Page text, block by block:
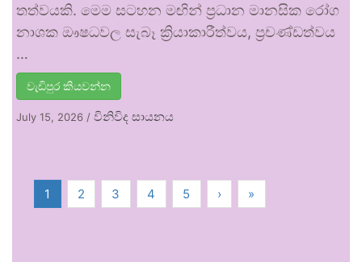
තත්වයකි. මෙම සටහන මඟින් ප්‍රධාන මානසික රෝග
නාශක ඖෂධවල සැබෑ ක්‍රියාකාරීත්වය, ප්‍රචණ්ඩත්වය
…
වැඩිපුර කියවන්න
July 15, 2026 / විනිවිද සායනය
1 2 3 4 5 › »